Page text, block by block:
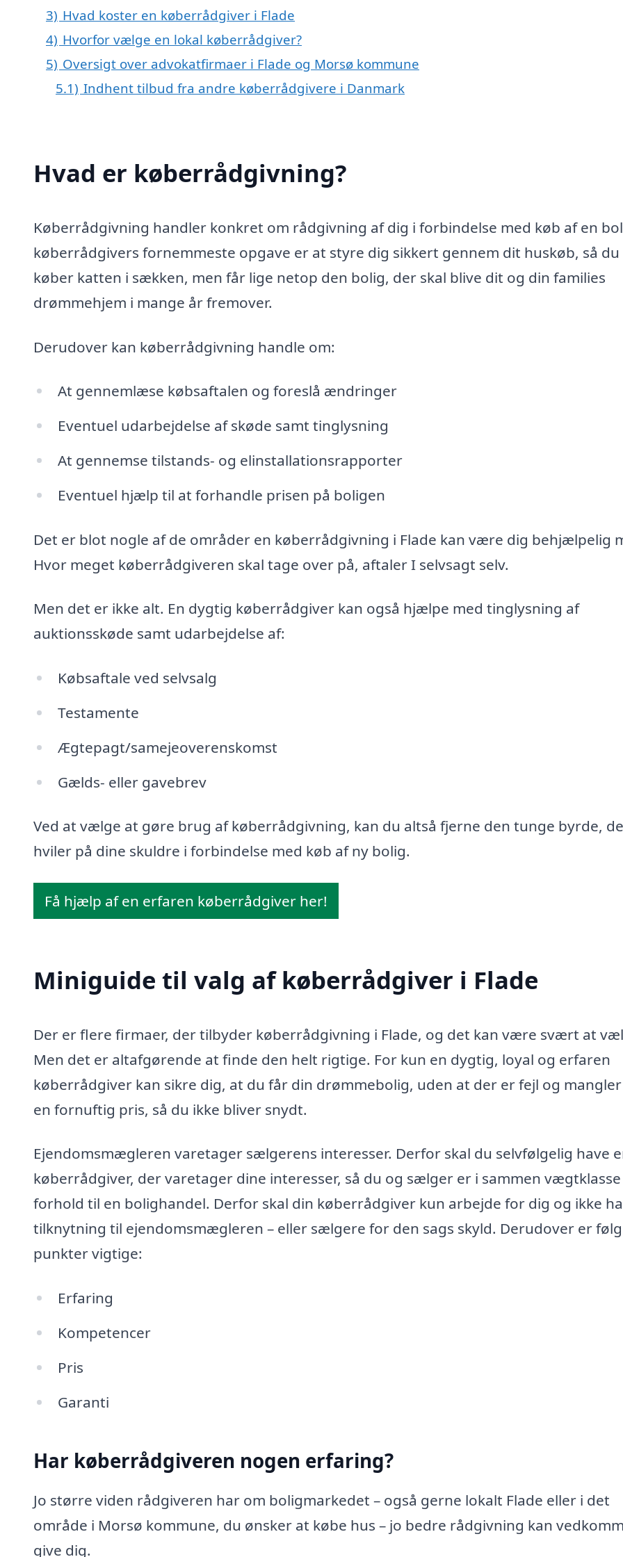
3) Hvad koster en køberrådgiver i Flade
4) Hvorfor vælge en lokal køberrådgiver?
5) Oversigt over advokatfirmaer i Flade og Morsø kommune
5.1) Indhent tilbud fra andre køberrådgivere i Danmark
Hvad er køberrådgivning?
Køberrådgivning handler konkret om rådgivning af dig i forbindelse med køb af en
køberrådgivers fornemmeste opgave er at styre dig sikkert gennem dit huskøb, så du
køber katten i sækken, men får lige netop den bolig, der skal blive dit og din families
drømmehjem i mange år fremover.
Derudover kan køberrådgivning handle om:
At gennemlæse købsaftalen og foreslå ændringer
Eventuel udarbejdelse af skøde samt tinglysning
At gennemse tilstands- og elinstallationsrapporter
Eventuel hjælp til at forhandle prisen på boligen
Det er blot nogle af de områder en køberrådgivning i Flade kan være dig behjælpelig
Hvor meget køberrådgiveren skal tage over på, aftaler I selvsagt selv.
Men det er ikke alt. En dygtig køberrådgiver kan også hjælpe med tinglysning af
auktionsskøde samt udarbejdelse af:
Købsaftale ved selvsalg
Testamente
Ægtepagt/samejeoverenskomst
Gælds- eller gavebrev
Ved at vælge at gøre brug af køberrådgivning, kan du altså fjerne den tunge byrde,
hviler på dine skuldre i forbindelse med køb af ny bolig.
Få hjælp af en erfaren køberrådgiver her!
Miniguide til valg af køberrådgiver i Flade
Der er flere firmaer, der tilbyder køberrådgivning i Flade, og det kan være svært at
Men det er altafgørende at finde den helt rigtige. For kun en dygtig, loyal og erfaren
køberrådgiver kan sikre dig, at du får din drømmebolig, uden at der er fejl og
en fornuftig pris, så du ikke bliver snydt.
Ejendomsmægleren varetager sælgerens interesser. Derfor skal du selvfølgelig have
køberrådgiver, der varetager dine interesser, så du og sælger er i sammen
forhold til en bolighandel. Derfor skal din køberrådgiver kun arbejde for dig og ikke
tilknytning til ejendomsmægleren – eller sælgere for den sags skyld. Derudover er
punkter vigtige:
Erfaring
Kompetencer
Pris
Garanti
Har køberrådgiveren nogen erfaring?
Jo større viden rådgiveren har om boligmarkedet – også gerne lokalt Flade eller i det
område i Morsø kommune, du ønsker at købe hus – jo bedre rådgivning kan
give dig.